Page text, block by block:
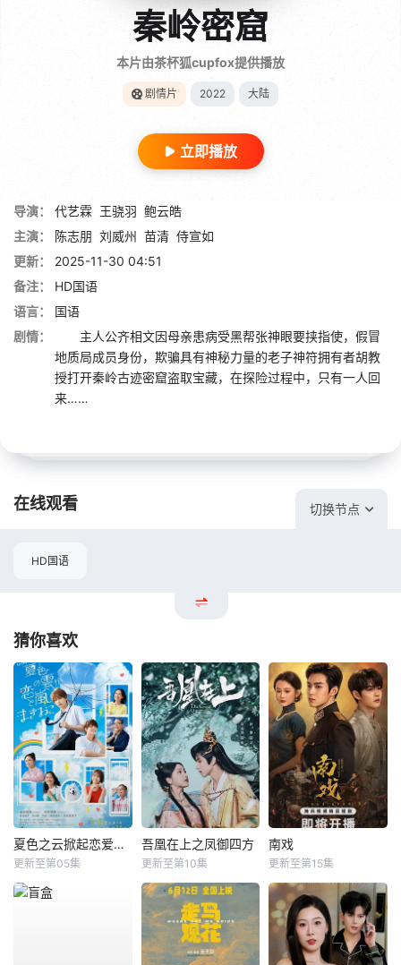
秦岭密窟
本片由茶杯狐cupfox提供播放
剧情片 2022 大陆
立即播放
导演： 代艺霖 王骁羽 鲍云皓
主演：
陈志朋 刘威州 苗清 侍宣如
更新：
2025-11-30 04:51
备注：
HD国语
语言：
国语
剧情：
主人公齐相文因母亲患病受黑帮张神眼要挟指使，假冒
地质局成员身份，欺骗具有神秘力量的老子神符拥有者胡教
授打开秦岭古迹密窟盗取宝藏，在探险过程中，只有一人回
来……
在线观看 切换节点
HD国语
猜你喜欢
夏色之云掀起恋爱与风暴
更新至第05集
吾凰在上之凤御四方
更新至第10集
南戏
更新至第15集